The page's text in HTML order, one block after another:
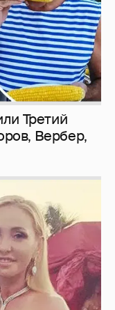
Третий
Вербер,